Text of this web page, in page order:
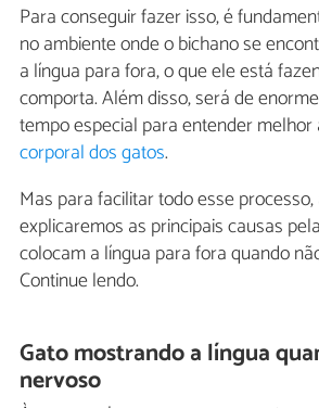
Para conseguir fazer isso, é
no ambiente onde o bichano se
a língua para fora, o que ele está
comporta. Além disso, será de
tempo especial para entender melhor
corporal dos gatos.
Mas para facilitar todo esse
explicaremos as principais causas
colocam a língua para fora quando
Continue lendo.
Gato mostrando a língua
nervoso